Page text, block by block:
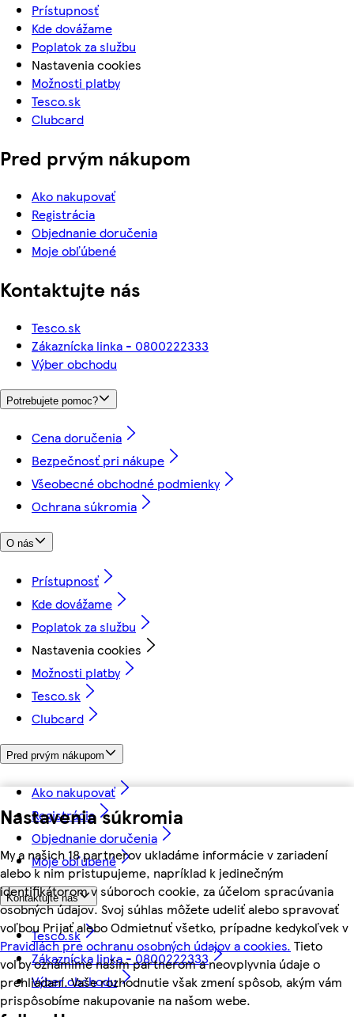
Nastavenia súkromia
My a našich 18 partnerov ukladáme informácie v zariadení
alebo k nim pristupujeme, napríklad k jedinečným
identifikátorom v súboroch cookie, za účelom spracúvania
osobných údajov. Svoj súhlas môžete udeliť alebo spravovať
voľbou Prijať alebo Odmietnuť všetko, prípadne kedykoľvek v
Pravidlách pre ochranu osobných údajov a cookies. Tieto
voľby oznámime našim partnerom a neovplyvnia údaje o
prehliadaní. Vaše rozhodnutie však zmení spôsob, akým vám
prispôsobíme nakupovanie na našom webe.
Prístupnosť
Kde dovážame
Poplatok za službu
Nastavenia cookies
Možnosti platby
Tesco.sk
Clubcard
Pred prvým nákupom
Ako nakupovať
Registrácia
Objednanie doručenia
Moje obľúbené
Kontaktujte nás
Tesco.sk
Zákaznícka linka - 0800222333
Výber obchodu
Potrebujete pomoc?
Cena doručenia
Bezpečnosť pri nákupe
Všeobecné obchodné podmienky
Ochrana súkromia
O nás
Prístupnosť
Kde dovážame
Poplatok za službu
Nastavenia cookies
Možnosti platby
Tesco.sk
Clubcard
Pred prvým nákupom
Ako nakupovať
Registrácia
Objednanie doručenia
Moje obľúbené
Kontaktujte nás
Tesco.sk
Zákaznícka linka - 0800222333
Výber obchodu